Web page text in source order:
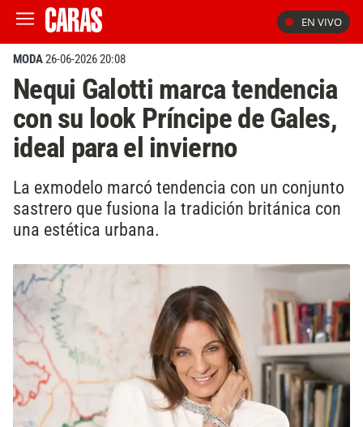
EN VIVO
MODA26-06-2026 20:08
Nequi Galotti marca tendencia
con su look Príncipe de Gales,
ideal para el invierno
La exmodelo marcó tendencia con un conjunto
sastrero que fusiona la tradición británica con
una estética urbana.